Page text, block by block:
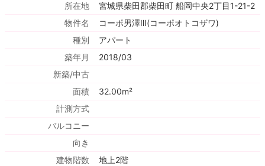
所在地
宮城県柴田郡柴田町 船岡中央2丁目1-21-2
物件名
コーポ男澤Ⅲ(コーポオトコザワ)
種別
アパート
築年月
2018/03
新築/中古
面積
32.00m²
計測方式
バルコニー
向き
建物階数
地上2階